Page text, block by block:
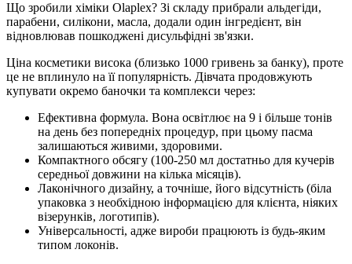
Що зробили хіміки Olaplex? Зі складу прибрали альдегіди,
парабени, силікони, масла, додали один інгредієнт, він
відновлював пошкоджені дисульфідні зв'язки.
Ціна косметики висока (близько 1000 гривень за банку), проте
це не вплинуло на її популярність. Дівчата продовжують
купувати окремо баночки та комплекси через:
Ефективна формула. Вона освітлює на 9 і більше тонів
на день без попередніх процедур, при цьому пасма
залишаються живими, здоровими.
Компактного обсягу (100-250 мл достатньо для кучерів
середньої довжини на кілька місяців).
Лаконічного дизайну, а точніше, його відсутність (біла
упаковка з необхідною інформацією для клієнта, ніяких
візерунків, логотипів).
Універсальності, адже вироби працюють із будь-яким
типом локонів.